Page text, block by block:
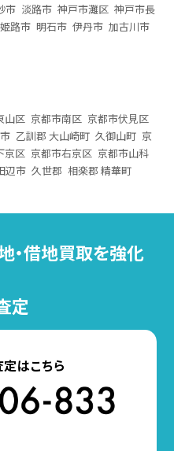
市 淡路市 神戸市灘区 神戸市長
姫路市 明石市 伊丹市 加古川市
山区 京都市南区 京都市伏見区
乙訓郡 大山崎町 久御山町 京
京区 京都市右京区 京都市山科
辺市 久世郡 相楽郡 精華町
・借地買取を強化
定
はこちら